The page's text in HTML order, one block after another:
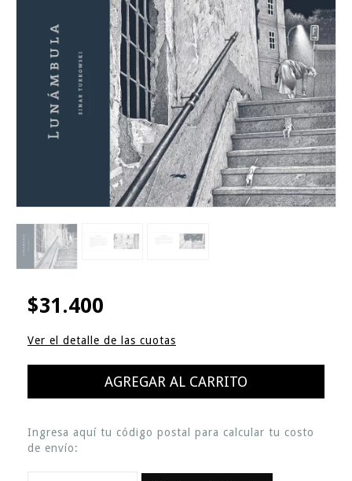
$31.400
Ver el detalle de las cuotas
Ingresa aquí tu código postal para calcular tu costo
de envío: